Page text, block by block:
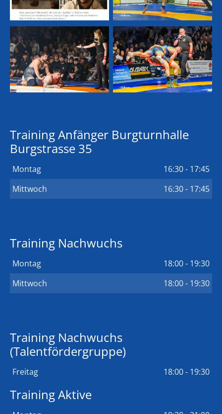
Training Anfänger Burgturnhalle
Burgstrasse 35
Montag
16:30 - 17:45
Mittwoch
16:30 - 17:45
Training Nachwuchs
Montag
18:00 - 19:30
Mittwoch
18:00 - 19:30
Training Nachwuchs
(Talentfördergruppe)
Freitag 18:00 - 19:30
Training Aktive